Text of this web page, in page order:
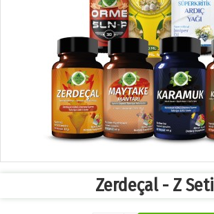
Zerdeçal - Z Seti